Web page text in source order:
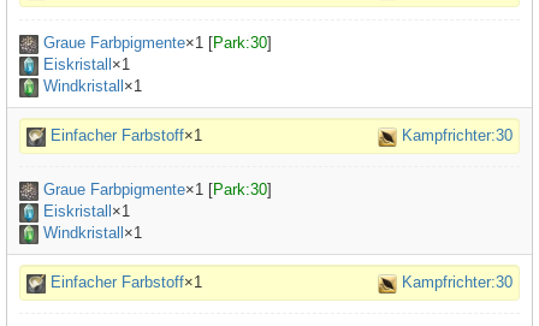
Graue Farbpigmente×1 [Park:30]
Eiskristall ×1
Windkristall ×1
Einfacher Farbstoff×1 Kampfrichter:30
Graue Farbpigmente×1 [Park:30]
Eiskristall ×1
Windkristall ×1
Einfacher Farbstoff×1 Kampfrichter:30